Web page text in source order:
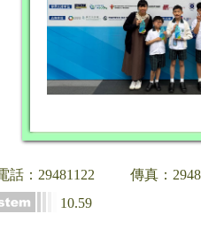
話：29481122
傳真：
10.59